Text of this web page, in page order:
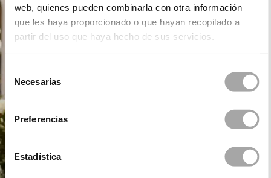
web, quienes pueden combinarla con otra información
que les haya proporcionado o que hayan recopilado a
partir del uso que haya hecho de sus servicios.
consentimiento
Necesarias
Preferencias
Estadística